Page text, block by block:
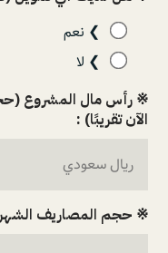
❯ نعم
❯ لا
※ رأس مال المشروع
الآن تقريبًا) :
※ حجم المصاريف